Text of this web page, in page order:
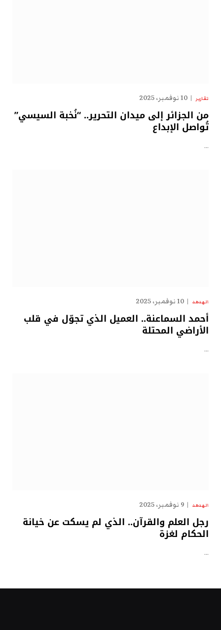
تقارير 10 نوفمبر، 2025
من الجزائر إلى ميدان التحرير.. “نُخبة السيسي”
تُواصل الإبداع
…
الهدهد 10 نوفمبر، 2025
أحمد السماعنة.. العميل الذي تجوّل في قلب
الأراضي المحتلة
…
الهدهد 9 نوفمبر، 2025
رجل العلم والقرآن.. الذي لم يسكت عن خيانة
الحكام لغزة
…